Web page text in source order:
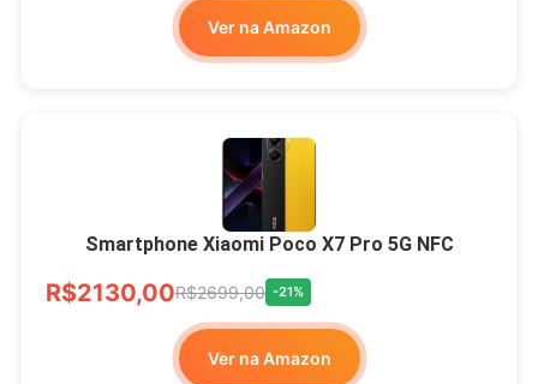
Ver na Amazon
Smartphone Xiaomi Poco X7 Pro 5G NFC
R$2130,00R$2699,00 -21%
Ver na Amazon